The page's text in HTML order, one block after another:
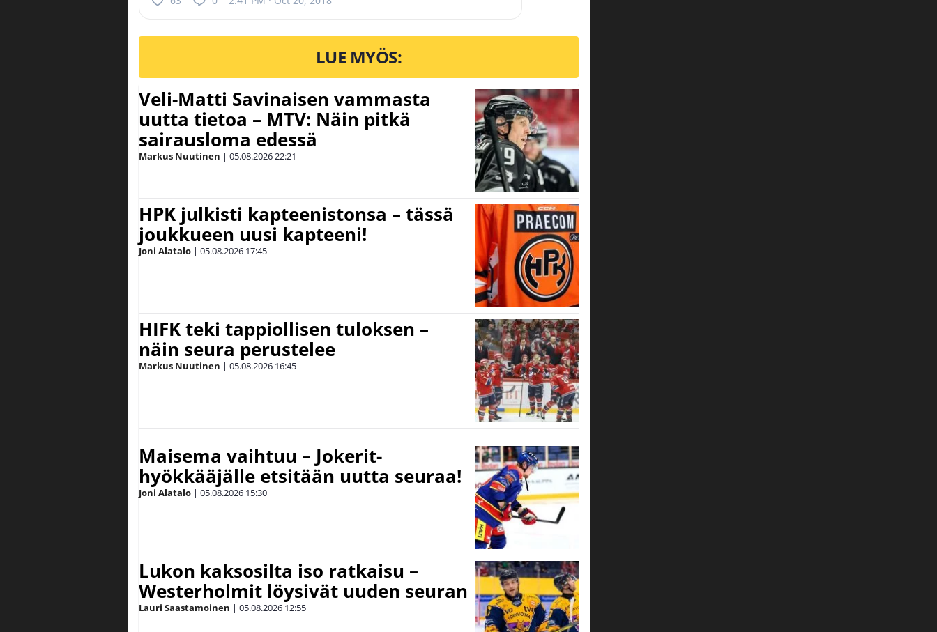
LUE MYÖS:
Veli-Matti Savinaisen vammasta
uutta tietoa – MTV: Näin pitkä
sairausloma edessä
Markus Nuutinen | 05.08.202622:21
HPK julkisti kapteenistonsa – tässä
joukkueen uusi kapteeni!
Joni Alatalo | 05.08.2026 17:45
HIFK teki tappiollisen tuloksen –
näin seura perustelee
Markus Nuutinen | 05.08.2026 16:45
Maisema vaihtuu – Jokerit-
hyökkääjälle etsitään uutta seuraa!
Joni Alatalo | 05.08.2026 15:30
Lukon kaksosilta iso ratkaisu –
Westerholmit löysivät uuden seuran
Lauri Saastamoinen | 05.08.2026 12:55